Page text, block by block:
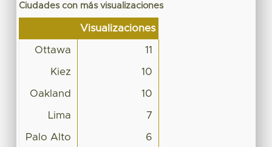
Ciudades con más visualizaciones
Visualizaciones
Ottawa 11
Kiez 10
Oakland 10
Lima 7
Palo Alto 6